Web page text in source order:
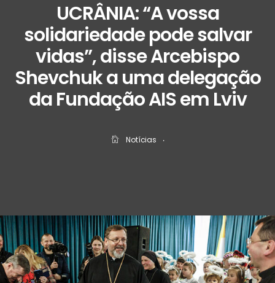
UCRÂNIA: “A vossa
solidariedade pode salvar
vidas”, disse Arcebispo
Shevchuk a uma delegação
da Fundação AIS em Lviv
Notícias ‧